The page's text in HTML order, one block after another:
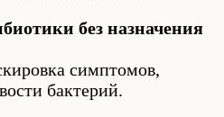
без назначения
симптомов,
бактерий.